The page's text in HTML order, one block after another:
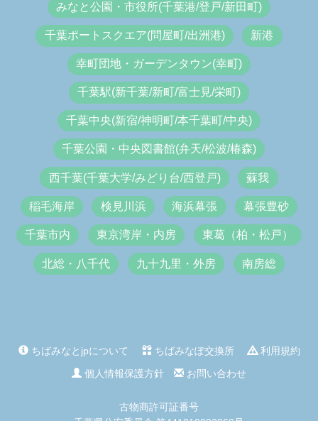
みなと公園・市役所(千葉港/登戸/新田町)
千葉ポートスクエア(問屋町/出洲港) 新港
幸町団地・ガーデンタウン(幸町)
千葉駅(新千葉/新町/富士見/栄町)
千葉中央(新宿/神明町/本千葉町/中央)
千葉公園・中央図書館(弁天/松波/椿森)
西千葉(千葉大学/みどり台/西登戸) 蘇我
稲毛海岸 検見川浜 海浜幕張 幕張豊砂
千葉市内 東京湾岸・内房 東葛（柏・松戸）
北総・八千代 九十九里・外房 南房総
ちばみなとjpについて ちばみなぽ交換所
利用規約
個人情報保護方針
お問い合わせ
古物商許可証番号